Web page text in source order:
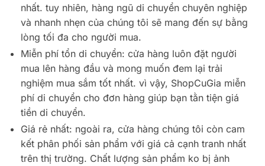
nhất. tuy nhiên, hàng ngũ di chuyển chuyên nghiệp
và nhanh nhẹn của chúng tôi sẽ mang đến sự bằng
lòng tối đa cho người mua.
Miễn phí tổn di chuyển: cửa hàng luôn đặt người
mua lên hàng đầu và mong muốn đem lại trải
nghiệm mua sắm tốt nhất. vì vậy, ShopCuGia miễn
phí di chuyển cho đơn hàng giúp bạn tằn tiện giá
tiền di chuyển.
Giá rẻ nhất: ngoài ra, cửa hàng chúng tôi còn cam
kết phân phối sản phẩm với giá cả cạnh tranh nhất
trên thị trường. Chất lượng sản phẩm ko bị ảnh